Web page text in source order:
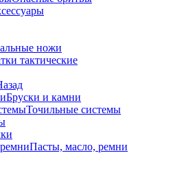
ножи
тактические
Бруски и камни
Точильные системы
Пасты, масло, ремни